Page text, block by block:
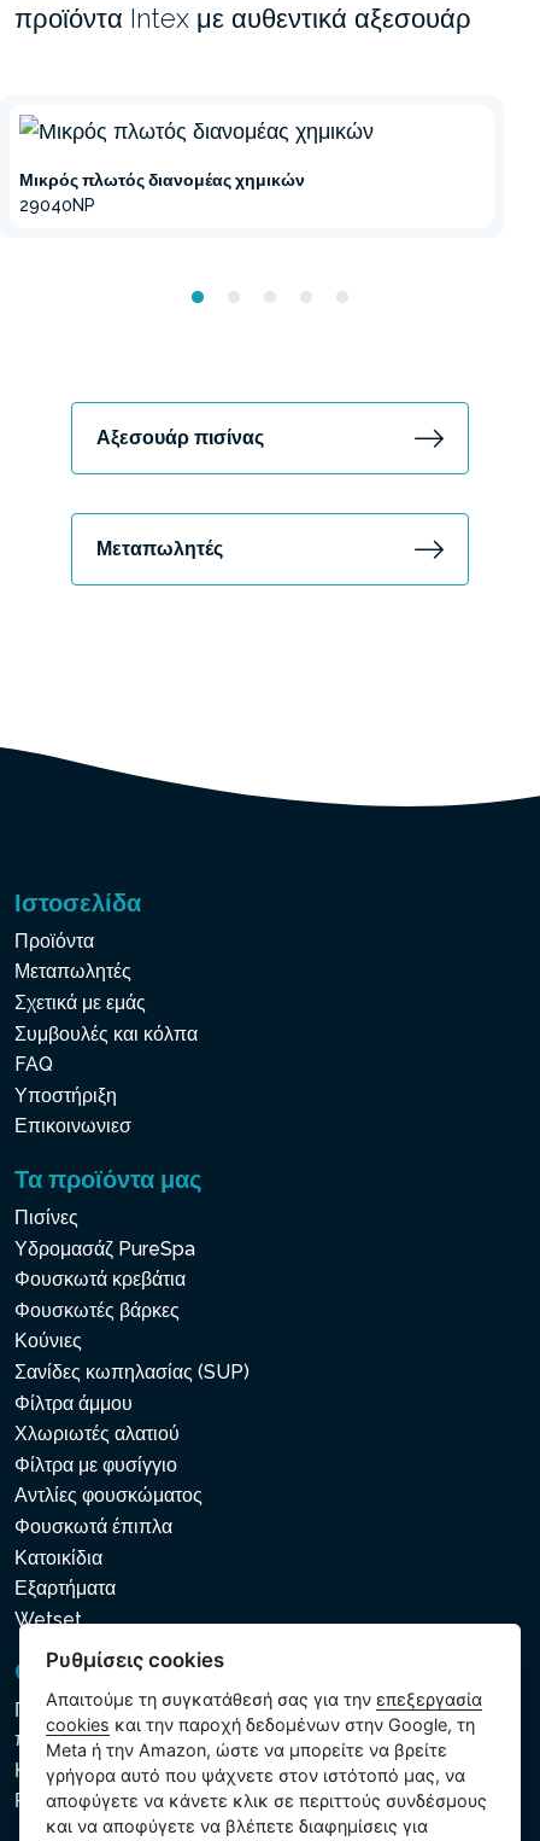
προϊόντα Intex με αυθεντικά αξεσουάρ
Μικρός πλωτός διανομέας χημικών
29040NP
Αξεσουάρ πισίνας
Μεταπωλητές
Ιστοσελίδα
Προϊόντα
Μεταπωλητές
Σχετικά με εμάς
Συμβουλές και κόλπα
FAQ
Υποστήριξη
Επικοινωνιεσ
Τα προϊόντα μας
Πισίνες
Υδρομασάζ PureSpa
Φουσκωτά κρεβάτια
Φουσκωτές βάρκες
Κούνιες
Σανίδες κωπηλασίας (SUP)
Φίλτρα άμμου
Χλωριωτές αλατιού
Φίλτρα με φυσίγγιο
Αντλίες φουσκώματος
Φουσκωτά έπιπλα
Κατοικίδια
Εξαρτήματα
Wetset
GDPR και Cookies
Πολιτική προστασίας προσωπικών και λοιπών δεδομένων
που υποβάλλονται σε επεξεργασία
Κανόνες χρήσης των αρχείων cookie
Ρυθμίσεις cookies
Ρυθμίσεις cookies
Απαιτούμε τη συγκατάθεσή σας για τηνεπεξεργασία
cookies και την παροχή δεδομένων στην Google, τη
Meta ή την Amazon, ώστε να μπορείτε να βρείτε
γρήγορα αυτό που ψάχνετε στον ιστότοπό μας, να
αποφύγετε να κάνετε κλικ σε περιττούς συνδέσμους
και να αποφύγετε να βλέπετε διαφημίσεις για